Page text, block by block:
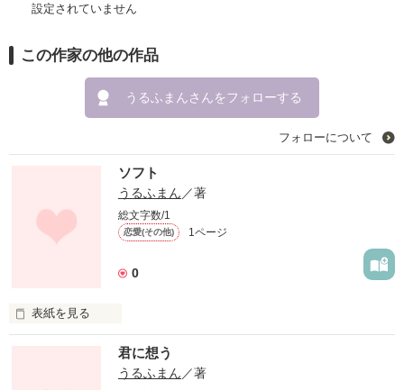
設定されていません
この作家の他の作品
うるふまんさんをフォローする
フォローについて
ソフト
うるふまん／著
総文字数/1
恋愛(その他) 1ページ
0
表紙を見る
あこがれ 恋 愛 違いは分からない けど いつまでも 好きだよ
君に想う
うるふまん／著